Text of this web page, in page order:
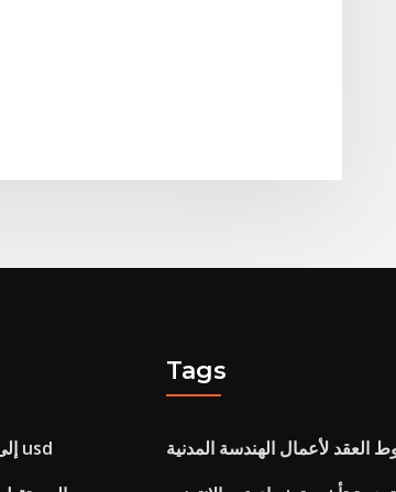
سعر الصرف الحالي لل inr إلى usd
Tags
العقد لأعمال الهندسة المدنية